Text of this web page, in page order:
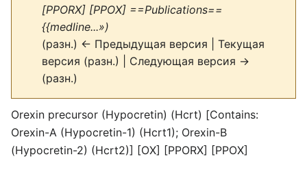
[PPORX] [PPOX] ==Publications==
{{medline...»)
(разн.) ← Предыдущая версия | Текущая
версия (разн.) | Следующая версия →
(разн.)
Orexin precursor (Hypocretin) (Hcrt) [Contains:
Orexin-A (Hypocretin-1) (Hcrt1); Orexin-B
(Hypocretin-2) (Hcrt2)] [OX] [PPORX] [PPOX]